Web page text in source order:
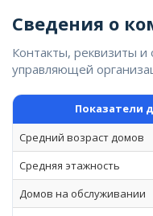
Сведения о
Контакты, реквизиты и
управляющей
Показатели
Средний возраст домов
Средняя этажность
Домов на обслуживании